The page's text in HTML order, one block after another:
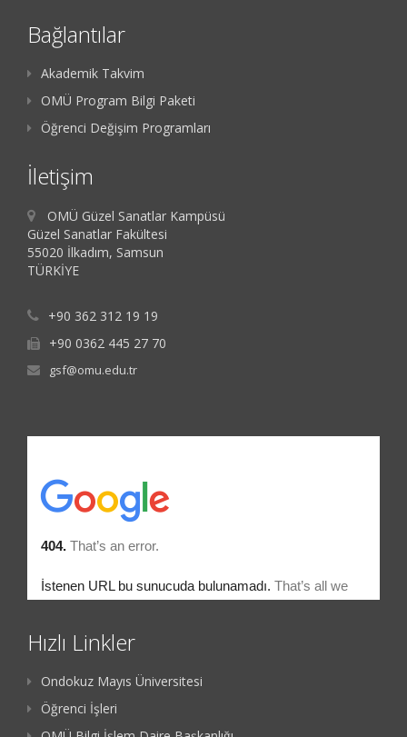
Bağlantılar
Akademik Takvim
OMÜ Program Bilgi Paketi
Öğrenci Değişim Programları
İletişim
OMÜ Güzel Sanatlar Kampüsü
Güzel Sanatlar Fakültesi
55020 İlkadım, Samsun
TÜRKİYE
+90 362 312 19 19
+90 0362 445 27 70
gsf@omu.edu.tr
Hızlı Linkler
Ondokuz Mayıs Üniversitesi
Öğrenci İşleri